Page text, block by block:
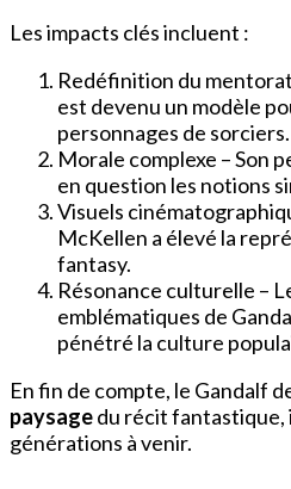
Les impacts clés incluent :
Redéfinition du
est devenu un modèle
personnages de sorciers.
Morale complexe – Son
en question les notions
Visuels
McKellen a élevé la
fantasy.
Résonance culturelle –
emblématiques de
pénétré la culture
En fin de compte, le Gandalf
paysagedu récit fantastique,
générations à venir.